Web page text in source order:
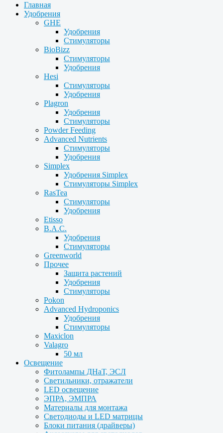
Главная
Удобрения
GHE
Удобрения
Стимуляторы
BioBizz
Стимуляторы
Удобрения
Hesi
Стимуляторы
Удобрения
Plagron
Удобрения
Стимуляторы
Powder Feeding
Advanced Nutrients
Стимуляторы
Удобрения
Simplex
Удобрения Simplex
Стимуляторы Simplex
RasTea
Стимуляторы
Удобрения
Etisso
B.A.C.
Удобрения
Стимуляторы
Greenworld
Прочее
Защита растений
Удобрения
Стимуляторы
Pokon
Advanced Hydroponics
Удобрения
Стимуляторы
Maxiclon
Valagro
50 мл
Освещение
Фитолампы ДНаТ, ЭСЛ
Светильники, отражатели
LED освещение
ЭПРА, ЭМПРА
Материалы для монтажа
Светодиоды и LED матрицы
Блоки питания (драйверы)